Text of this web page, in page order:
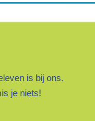
is bij ons.
je niets!